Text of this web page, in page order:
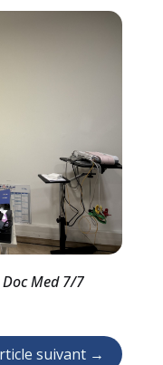
Doc Med 7/7
suivant →